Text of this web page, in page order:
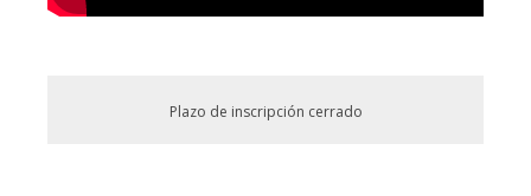
Plazo de inscripción cerrado